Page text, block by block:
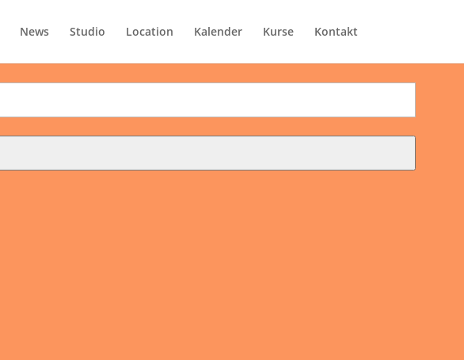
News Studio Location Kalender Kurse Kontakt